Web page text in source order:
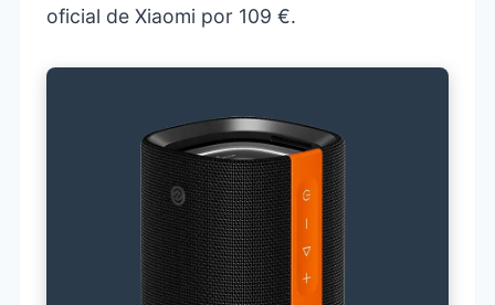
oficial de Xiaomi por 109 €.